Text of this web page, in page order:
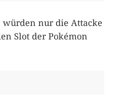
nur die Attacke
Slot der Pokémon